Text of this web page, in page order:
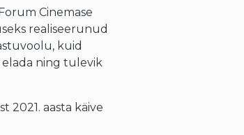
Cinemase
realiseerunud
kuid
elada ning tulevik
2021. aasta käive